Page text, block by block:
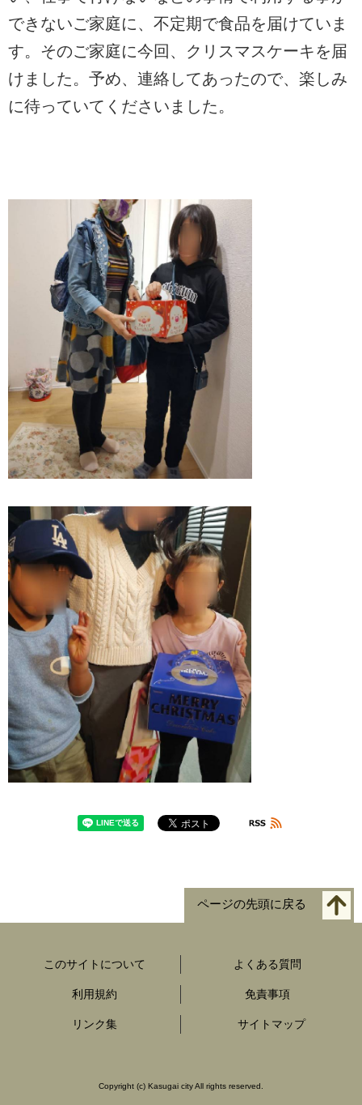
できないご家庭に、不定期で食品を届けていま
す。そのご家庭に今回、クリスマスケーキを届
けました。予め、連絡してあったので、楽しみ
に待っていてくださいました。
ページの先頭に戻る
このサイトについて よくある質問
利用規約 免責事項
リンク集 サイトマップ
Copyright (c) Kasugai city All rights reserved.